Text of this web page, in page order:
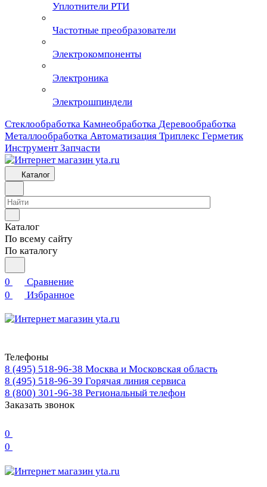
Уплотнители РТИ
Частотные преобразователи
Электрокомпоненты
Электроника
Электрошпиндели
Стеклообработка Камнеобработка Деревообработка
Металлообработка Автоматизация Триплекс Герметик
Инструмент Запчасти
Каталог
Каталог
По всему сайту
По каталогу
0
Сравнение
0
Избранное
Телефоны
8 (495) 518-96-38 Москва и Московская область
8 (495) 518-96-39 Горячая линия сервиса
8 (800) 301-96-38 Региональный телефон
Заказать звонок
0
0